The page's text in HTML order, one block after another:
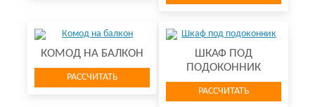
КОМОД НА БАЛКОН
РАССЧИТАТЬ
ШКАФ ПОД
ПОДОКОННИК
РАССЧИТАТЬ